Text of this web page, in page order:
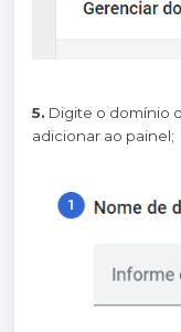
5. Digite o domínio
adicionar ao painel;